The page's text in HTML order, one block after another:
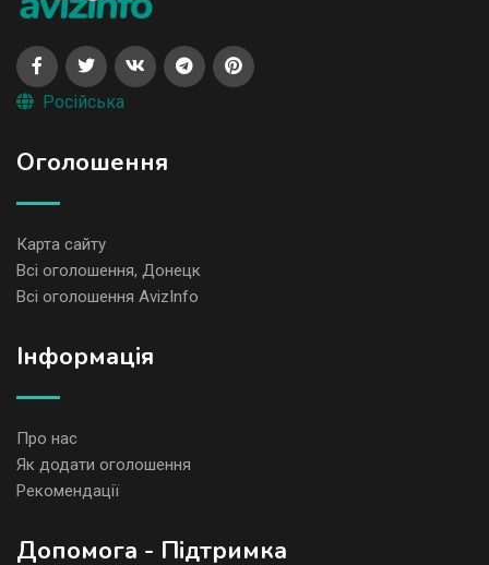
Російська
Оголошення
Карта сайту
Всі оголошення, Донецк
Всі оголошення AvizInfo
Iнформація
Про нас
Як додати оголошення
Рекомендації
Допомога - Підтримка